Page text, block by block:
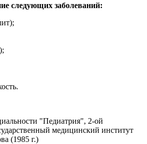
следующих заболеваний:
"Педиатрия", 2-ой
медицинский институт
(1985 г.)